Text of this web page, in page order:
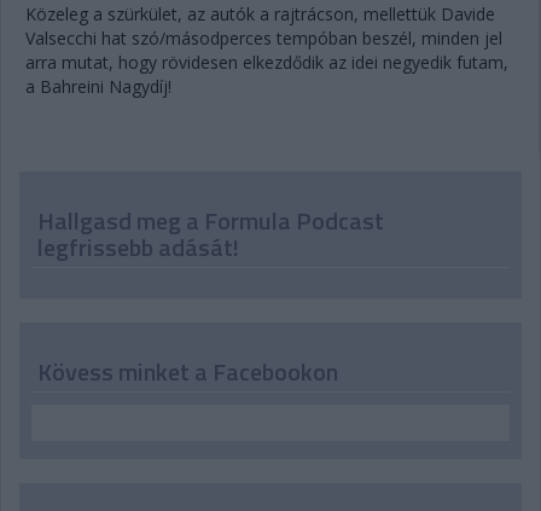
Közeleg a szürkület, az autók a rajtrácson, mellettük Davide
Valsecchi hat szó/másodperces tempóban beszél, minden jel
arra mutat, hogy rövidesen elkezdődik az idei negyedik futam,
a Bahreini Nagydíj!
Hallgasd meg a Formula Podcast
legfrissebb adását!
Kövess minket a Facebookon